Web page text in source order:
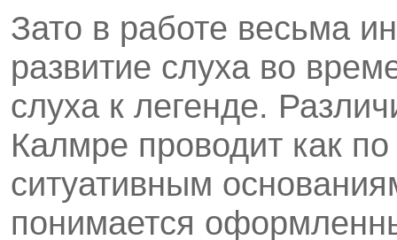
Зато в работе весьма
развитие слуха во
слуха к легенде.
Калмре прово­дит как
ситуативным
понимается